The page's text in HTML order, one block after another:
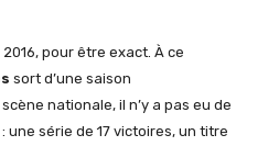
pour être exact. À ce
sort d’une saison
nationale, il n’y a pas eu de
une série de 17 victoires, un titre